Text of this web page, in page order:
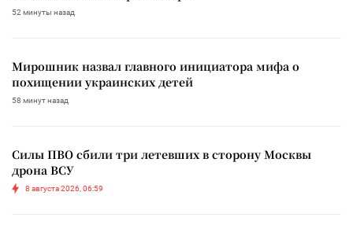
52 минуты назад
Мирошник назвал главного инициатора мифа о
похищении украинских детей
58 минут назад
Силы ПВО сбили три летевших в сторону Москвы
дрона ВСУ
8 августа 2026, 06:59